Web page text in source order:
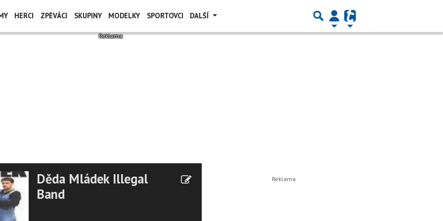
HERCI ZPĚVÁCI SKUPINY MODELKY SPORTOVCI DALŠÍ
Děda Mládek Illegal
Band